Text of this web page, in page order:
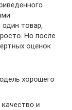
товар,
Но после
оценок
хорошего
и